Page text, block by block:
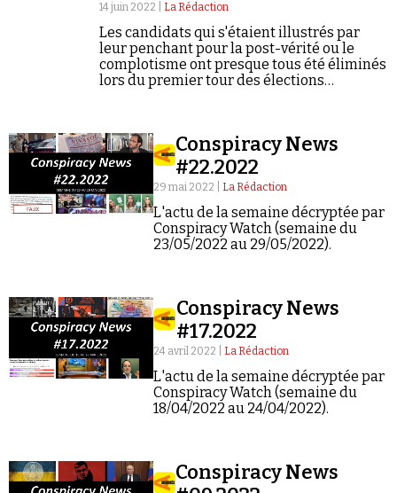
14 juin 2022 | La Rédaction
Les candidats qui s'étaient illustrés par
leur penchant pour la post-vérité ou le
complotisme ont presque tous été éliminés
lors du premier tour des élections
Conspiracy News
#22.2022
29 mai 2022 | La Rédaction
L'actu de la semaine décryptée par
Conspiracy Watch (semaine du
23/05/2022 au 29/05/2022).
Conspiracy News
#17.2022
24 avril 2022 | La Rédaction
L'actu de la semaine décryptée par
Conspiracy Watch (semaine du
18/04/2022 au 24/04/2022).
Conspiracy News